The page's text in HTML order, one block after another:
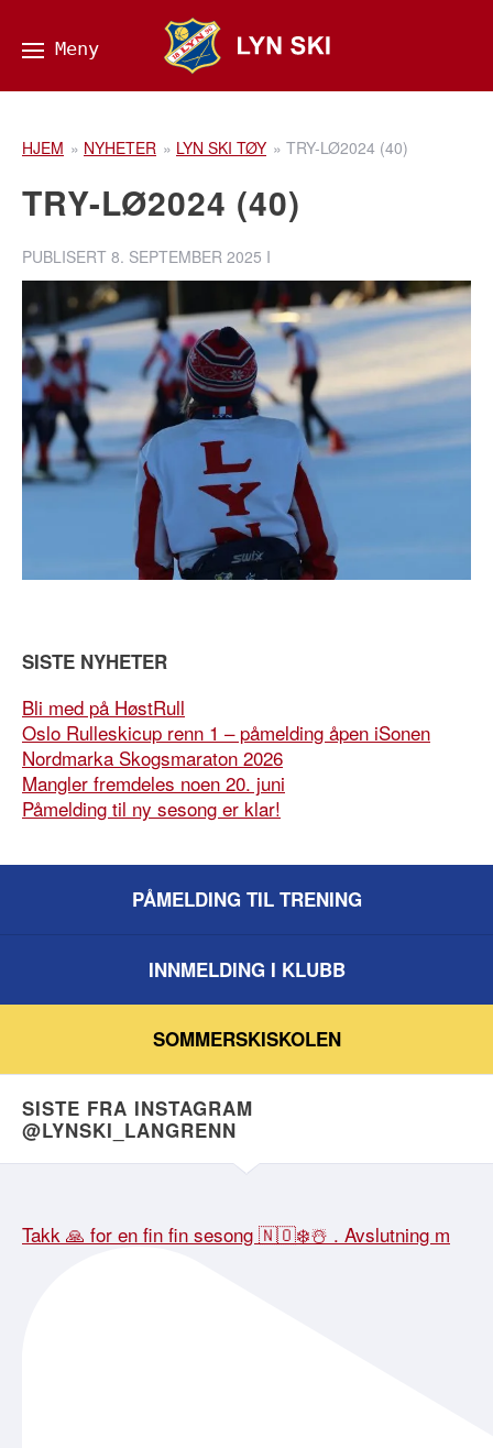
HJEM » NYHETER » LYN SKI TØY » TRY-LØ2024 (40)
TRY-LØ2024 (40)
PUBLISERT 8. SEPTEMBER 2025 I
SISTE NYHETER
Bli med på HøstRull
Oslo Rulleskicup renn 1 – påmelding åpen iSonen
Nordmarka Skogsmaraton 2026
Mangler fremdeles noen 20. juni
Påmelding til ny sesong er klar!
PÅMELDING TIL TRENING
INNMELDING I KLUBB
SOMMERSKISKOLEN
SISTE FRA INSTAGRAM
@LYNSKI_LANGRENN
Takk 🙏 for en fin fin sesong 🇳🇴❄️☃️ . Avslutning m